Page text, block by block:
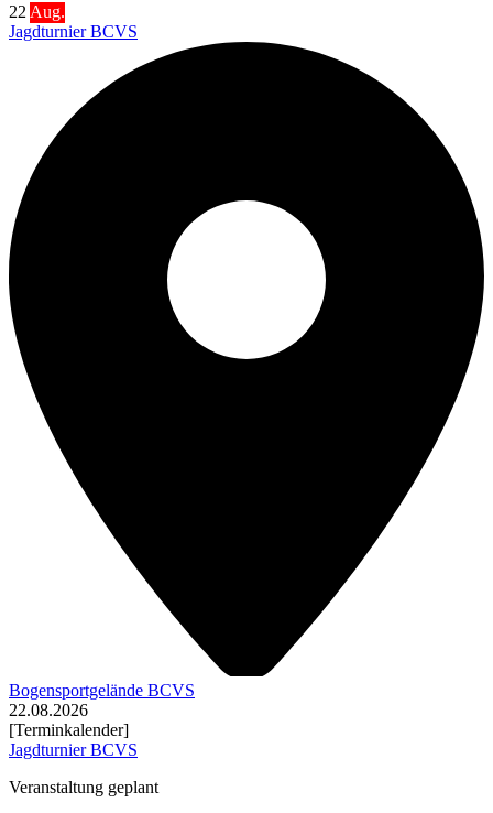
22 Aug.
Jagdturnier BCVS
Bogensportgelände BCVS
22.08.2026
[Terminkalender]
Jagdturnier BCVS
Veranstaltung geplant